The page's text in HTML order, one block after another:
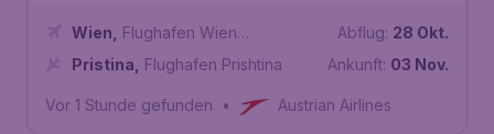
Wien
Flughafen Wien
Schwechat
Pristina Flughafen Prishtina
Abflug: 28 Okt.
Ankunft: 03 Nov.
Vor 1 Stunde gefunden • Austrian Airlines